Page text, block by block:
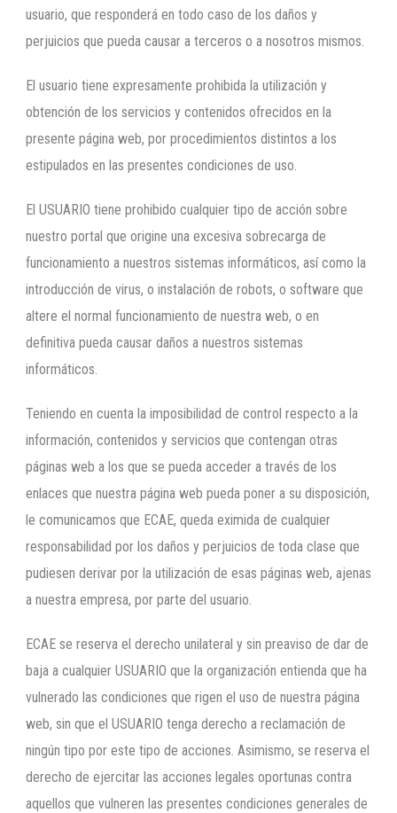
usuario, que responderá en todo caso de los daños y
perjuicios que pueda causar a terceros o a nosotros mismos.
El usuario tiene expresamente prohibida la utilización y
obtención de los servicios y contenidos ofrecidos en la
presente página web, por procedimientos distintos a los
estipulados en las presentes condiciones de uso.
El USUARIO tiene prohibido cualquier tipo de acción sobre
nuestro portal que origine una excesiva sobrecarga de
funcionamiento a nuestros sistemas informáticos, así como la
introducción de virus, o instalación de robots, o software que
altere el normal funcionamiento de nuestra web, o en
definitiva pueda causar daños a nuestros sistemas
informáticos.
Teniendo en cuenta la imposibilidad de control respecto a la
información, contenidos y servicios que contengan otras
páginas web a los que se pueda acceder a través de los
enlaces que nuestra página web pueda poner a su disposición,
le comunicamos que ECAE, queda eximida de cualquier
responsabilidad por los daños y perjuicios de toda clase que
pudiesen derivar por la utilización de esas páginas web, ajenas
a nuestra empresa, por parte del usuario.
ECAE se reserva el derecho unilateral y sin preaviso de dar de
baja a cualquier USUARIO que la organización entienda que ha
vulnerado las condiciones que rigen el uso de nuestra página
web, sin que el USUARIO tenga derecho a reclamación de
ningún tipo por este tipo de acciones. Asimismo, se reserva el
derecho de ejercitar las acciones legales oportunas contra
aquellos que vulneren las presentes condiciones generales de